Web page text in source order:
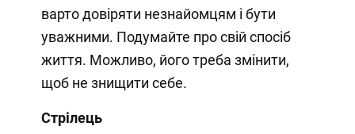
варто довіряти незнайомцям і бути
уважними. Подумайте про свій спосіб
життя. Можливо, його треба змінити,
щоб не знищити себе.
Стрілець